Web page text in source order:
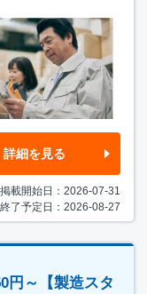
詳細を見る
掲載開始日：2026-07-31
了予定日：2026-08-27
円～【製造スタ